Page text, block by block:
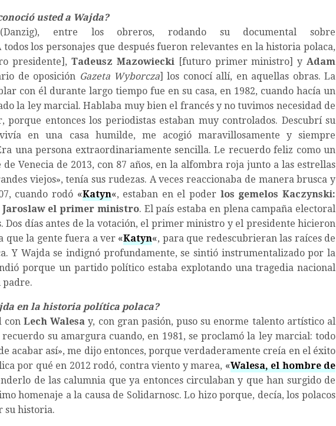
usted a Wajda?
entre los obreros, rodando su documental sobre
los personajes que después fueron relevantes en la historia polaca,
presidente],Tadeusz Mazowiecki[futuro primer ministro] yAdam
de oposición Gazeta Wyborcza] los conocí allí, en aquellas obras. La
con él durante largo tiempo fue en su casa, en 1982, cuando hacía un
la ley marcial. Hablaba muy bien el francés y no tuvimos necesidad de
entonces los periodistas estaban muy controlados. Descubrí su
en una casa humilde, me acogió maravillosamente y siempre
una persona extraordinariamente sencilla. Le recuerdo feliz como un
Venecia de 2013, con 87 años, en la alfombra roja junto a las estrellas
viejos», tenía sus rudezas. A veces reaccionaba de manera brusca y
cuando rodó «Katyn«, estaban en el poder los gemelos Kaczynski:
Jaroslaw el primer ministro. El país estaba en plena campaña electoral
Dos días antes de la votación, el primer ministro y el presidente hicieron
que la gente fuera a ver «Katyn«, para que redescubrieran las raíces de
Y Wajda se indignó profundamente, se sintió instrumentalizado por la
porque un partido político estaba explotando una tragedia nacional
padre.
en la historia política polaca?
conLech Walesa y, con gran pasión, puso su enorme talento artístico al
recuerdo su amargura cuando, en 1981, se proclamó la ley marcial: todo
acabar así», me dijo entonces, porque verdaderamente creía en el éxito
por qué en 2012 rodó, contra viento y marea, «Walesa, el hombre de
de las calumnia que ya entonces circulaban y que han surgido de
homenaje a la causa de Solidarnosc. Lo hizo porque, decía, los polacos
su historia.